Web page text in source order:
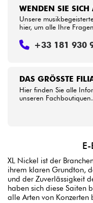
DAS GRÖSSTE
Hier finden Sie alle
unseren Fachboutiquen.
WENDEN SIE
Unsere
hier, um alle Ihre
+33 181 930
E-
XL Nickel ist der
ihrem klaren Grundton,
und der Zuverlässigkeit
haben sich diese Saiten
alle Arten von Konzerten